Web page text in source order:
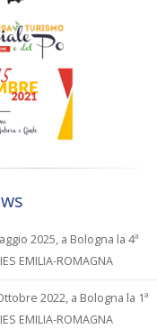
2025, a Bologna la 4ª
EMILIA-ROMAGNA
2022, a Bologna la 1ª
EMILIA-ROMAGNA